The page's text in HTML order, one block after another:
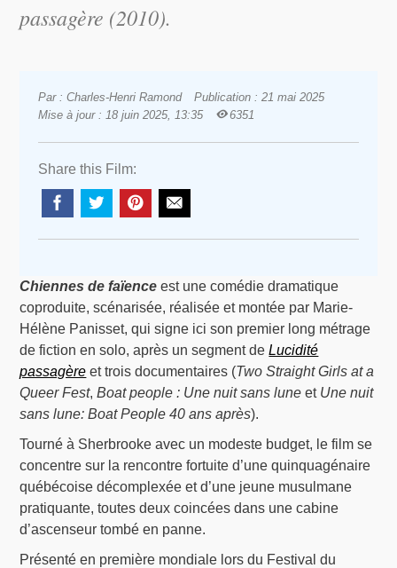
passagère (2010).
Par : Charles-Henri Ramond
Publication : 21 mai 2025
Mise à jour : 18 juin 2025, 13:35
6351
Share this Film:
Chiennes de faïence est une comédie dramatique
coproduite, scénarisée, réalisée et montée par Marie-
Hélène Panisset, qui signe ici son premier long métrage
de fiction en solo, après un segment deLucidité
passagère et trois documentaires (Two Straight Girls at a
Queer Fest,Boat people : Une nuit sans lune et Une nuit
sans lune: Boat People 40 ans après).
Tourné à Sherbrooke avec un modeste budget, le film se
concentre sur la rencontre fortuite d’une quinquagénaire
québécoise décomplexée et d’une jeune musulmane
pratiquante, toutes deux coincées dans une cabine
d’ascenseur tombé en panne.
Présenté en première mondiale lors du Festival du